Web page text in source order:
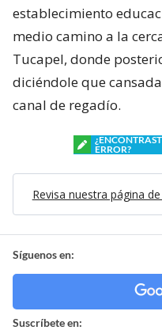
establecimiento
medio camino a la
Tucapel, donde
diciéndole que
canal de regadío.
ERROR?
Revisa nuestra página
Síguenos en:
Suscríbete en: